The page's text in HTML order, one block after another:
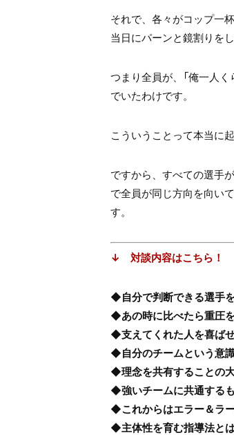
それで、各々がコップ一
当日にパーンと鏡割りを
つまり全員が、「俺一人
でいたわけです。
こういうことって本当に
ですから、すべての選手
で全員が同じ方向を向い
す。
↓ 対談内容はこちら！
◆自分で判断できる選手
◆あの時に比べたら重圧
◆支えてくれた人を喜ば
◆自分のチームという意
◆理念を共有することの
◆強いチームに共通する
◆これからはエラー＆ラ
◆主体性を育む指導法と